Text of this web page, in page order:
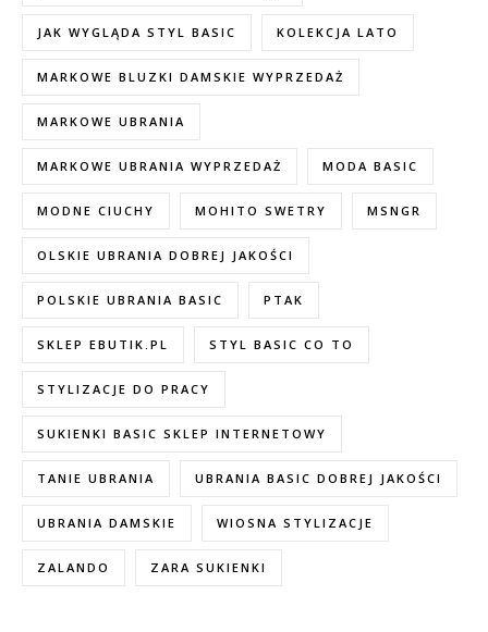
JAK WYGLĄDA STYL BASIC KOLEKCJA LATO
MARKOWE BLUZKI DAMSKIE WYPRZEDAŻ
MARKOWE UBRANIA
MARKOWE UBRANIA WYPRZEDAŻ MODA BASIC
MODNE CIUCHY MOHITO SWETRY MSNGR
OLSKIE UBRANIA DOBREJ JAKOŚCI
POLSKIE UBRANIA BASIC PTAK
SKLEP EBUTIK.PL STYL BASIC CO TO
STYLIZACJE DO PRACY
SUKIENKI BASIC SKLEP INTERNETOWY
TANIE UBRANIA UBRANIA BASIC DOBREJ JAKOŚCI
UBRANIA DAMSKIE WIOSNA STYLIZACJE
ZALANDO ZARA SUKIENKI